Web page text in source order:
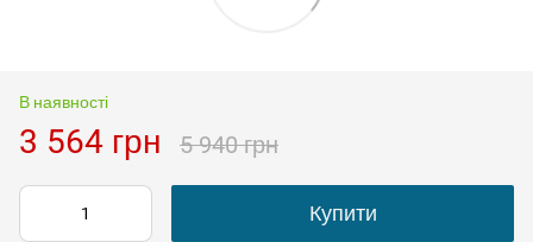
В наявності
3 564 грн 5 940 грн
Купити